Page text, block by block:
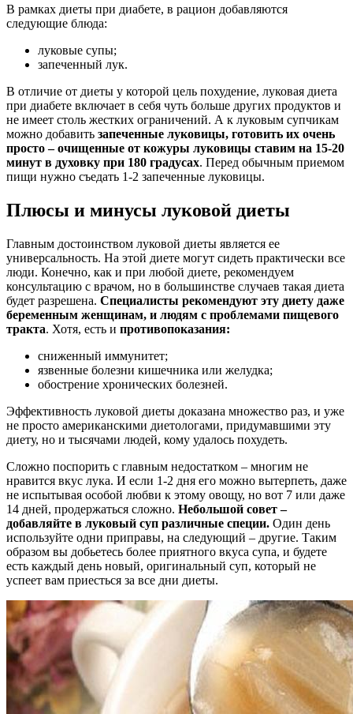
В рамках диеты при диабете, в рацион добавляются
следующие блюда:
луковые супы;
запеченный лук.
В отличие от диеты у которой цель похудение, луковая диета
при диабете включает в себя чуть больше других продуктов и
не имеет столь жестких ограничений. А к луковым супчикам
можно добавить запеченные луковицы, готовить их очень
просто – очищенные от кожуры луковицы ставим на 15-20
минут в духовку при 180 градусах. Перед обычным приемом
пищи нужно съедать 1-2 запеченные луковицы.
Плюсы и минусы луковой диеты
Главным достоинством луковой диеты является ее
универсальность. На этой диете могут сидеть практически все
люди. Конечно, как и при любой диете, рекомендуем
консультацию с врачом, но в большинстве случаев такая диета
будет разрешена. Специалисты рекомендуют эту диету даже
беременным женщинам, и людям с проблемами пищевого
тракта. Хотя, есть и противопоказания:
сниженный иммунитет;
язвенные болезни кишечника или желудка;
обострение хронических болезней.
Эффективность луковой диеты доказана множество раз, и уже
не просто американскими диетологами, придумавшими эту
диету, но и тысячами людей, кому удалось похудеть.
Сложно поспорить с главным недостатком – многим не
нравится вкус лука. И если 1-2 дня его можно вытерпеть, даже
не испытывая особой любви к этому овощу, но вот 7 или даже
14 дней, продержаться сложно. Небольшой совет –
добавляйте в луковый суп различные специи. Один день
используйте одни приправы, на следующий – другие. Таким
образом вы добьетесь более приятного вкуса супа, и будете
есть каждый день новый, оригинальный суп, который не
успеет вам приесться за все дни диеты.